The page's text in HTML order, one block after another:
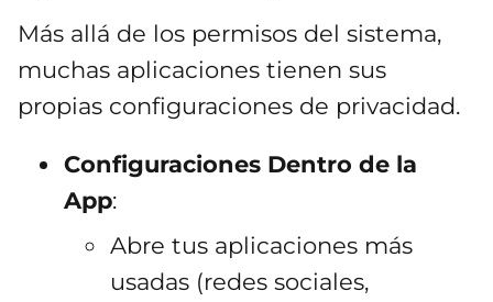
Más allá de los permisos del sistema,
muchas aplicaciones tienen sus
propias configuraciones de privacidad.
Configuraciones Dentro de la
App:
Abre tus aplicaciones más
usadas (redes sociales,